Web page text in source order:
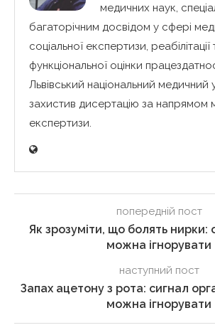
медичних наук,
багаторічним досвідом у сфері
соціальної експертизи, реабілітації
функціональної оцінки
Львівський національний медичний
захистив дисертацію за напрямом
експертизи.
попередній пост
Як зрозуміти, що болять нирки:
можна ігнорувати
наступний пост
Запах ацетону з рота: сигнал
можна ігнорувати